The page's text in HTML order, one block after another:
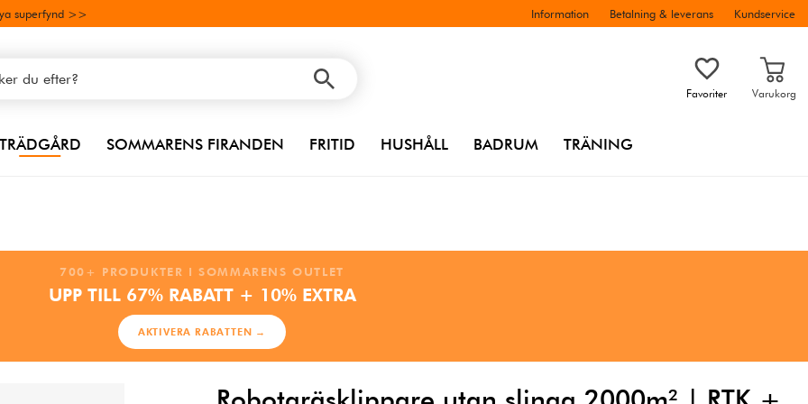
superfynd >> Information Betalning & leverans Kundservice
Favoriter Varukorg
SOMMARENS FIRANDEN FRITID HUSHÅLL BADRUM TRÄNING
700+ PRODUKTER I SOMMARENS OUTLET
UPP TILL 67% RABATT + 10% EXTRA
AKTIVERA RABATTEN →